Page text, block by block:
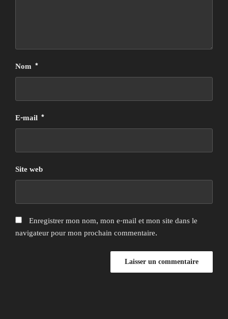
Nom *
E-mail *
Site web
Enregistrer mon nom, mon e-mail et mon site dans le
navigateur pour mon prochain commentaire.